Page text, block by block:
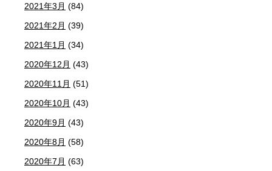
2021年3月 (84)
2021年2月 (39)
2021年1月 (34)
2020年12月 (43)
2020年11月 (51)
2020年10月 (43)
2020年9月 (43)
2020年8月 (58)
2020年7月 (63)